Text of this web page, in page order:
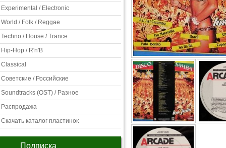
Experimental / Electronic
World / Folk / Reggae
Techno / House / Trance
Hip-Hop / R'n'B
Classical
Советские / Российские
Soundtracks (OST) / Разное
Распродажа
Скачать каталог пластинок
Подписка